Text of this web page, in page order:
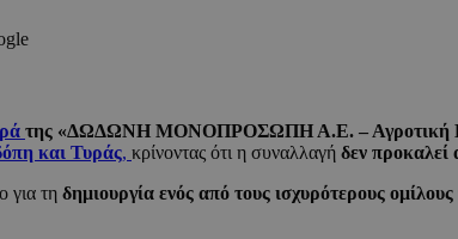
της «ΔΩΔΩΝΗ ΜΟΝΟΠΡΟΣΩΠΗ Α.Ε. – Αγροτική
και Τυράς, κρίνοντας ότι η συναλλαγή δεν προκαλεί
για τη δημιουργία ενός από τους ισχυρότερους ομίλους